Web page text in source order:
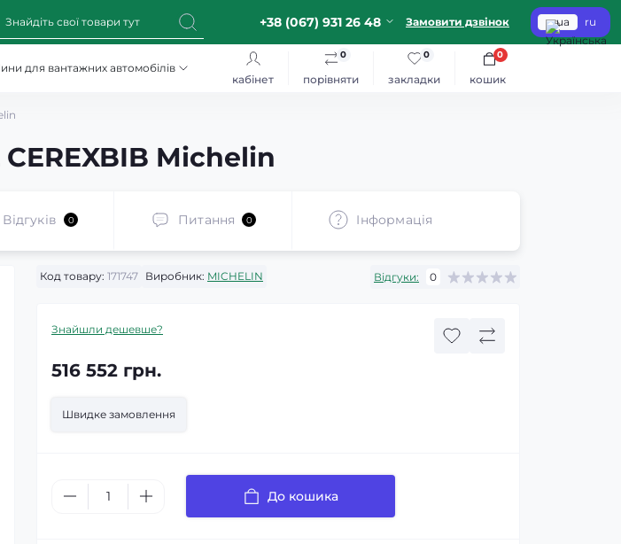
+38 (067) 931 26 48 Замовити дзвінок ua ru
для вантажних автомобілів
кабінет
порівняти
0
закладки
0
кошик
0
Michelin
Відгуків 0 Питання 0 Iнформація
Код товару: 171747 Виробник: MICHELIN Відгуки: 0
Знайшли дешевше?
516 552 грн.
Швидке замовлення
До кошика